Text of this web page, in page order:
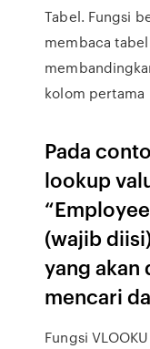
Tabel. Fungsi
membaca
kolom pertama
Pada
lookup
(wajib
yang akan
mencari
Fungsi